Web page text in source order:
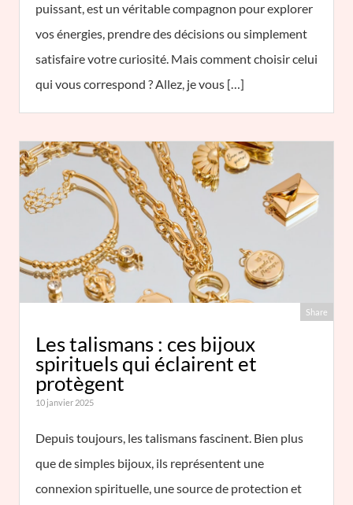
puissant, est un véritable compagnon pour explorer
vos énergies, prendre des décisions ou simplement
satisfaire votre curiosité. Mais comment choisir celui
qui vous correspond ? Allez, je vous […]
Share
Les talismans : ces bijoux
spirituels qui éclairent et
protègent
10 janvier 2025
Depuis toujours, les talismans fascinent. Bien plus
que de simples bijoux, ils représentent une
connexion spirituelle, une source de protection et